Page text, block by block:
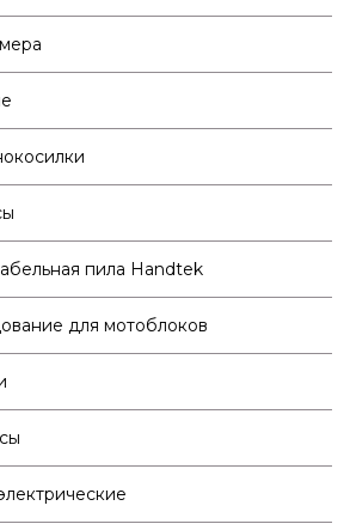
пила Handtek
для мотоблоков